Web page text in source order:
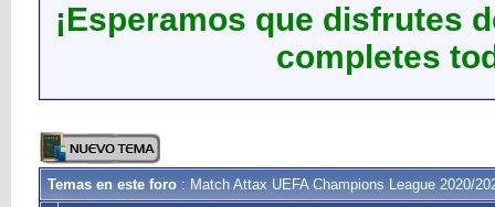
¡Esperamos que disfrutes
completes
Temas en este foro : Match Attax UEFA Champions League 2020/